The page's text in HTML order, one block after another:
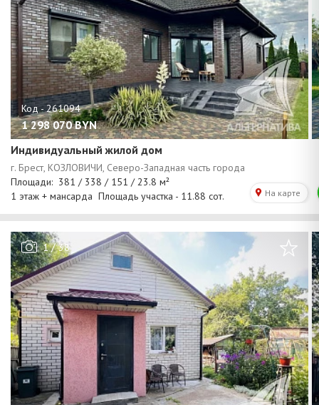
1 298 070 BYN
Индивидуальный жилой дом
1/38